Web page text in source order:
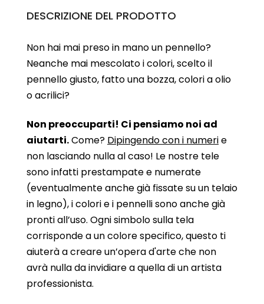
DESCRIZIONE DEL PRODOTTO
Non hai mai preso in mano un pennello?
Neanche mai mescolato i colori, scelto il
pennello giusto, fatto una bozza, colori a olio
o acrilici?
Non preoccuparti! Ci pensiamo noi ad
aiutarti.Come? Dipingendo con i numerie
non lasciando nulla al caso! Le nostre tele
sono infatti prestampate e numerate
(eventualmente anche già fissate su un telaio
in legno), i colori e i pennelli sono anche già
pronti all’uso. Ogni simbolo sulla tela
corrisponde a un colore specifico, questo ti
aiuterà a creare un’opera d'arte che non
avrà nulla da invidiare a quella di un artista
professionista.